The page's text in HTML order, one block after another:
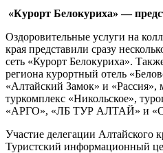
«Курорт Белокуриха» —
Оздоровительные услуги на
края представили сразу
сеть «Курорт Белокуриха».
региона курортный отель
«Алтайский Замок» и «Рассия»,
туркомплекс «Никольское»,
«АРГО», «ЛБ ТУР АЛТАЙ» и
Участие делегации Алтайского
Туристский информационный